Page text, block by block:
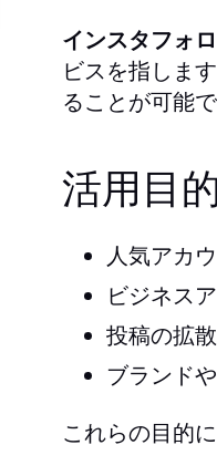
インスタフォ
ビスを指しま
ることが可能で
活用目的
人気アカ
ビジネス
投稿の拡
ブランド
これらの目的に